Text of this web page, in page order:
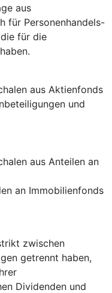
aus
für Personenhandels-
für die
aus Aktienfonds
und
aus Anteilen an
an Immobilienfonds
zwischen
getrennt haben,
Dividenden und